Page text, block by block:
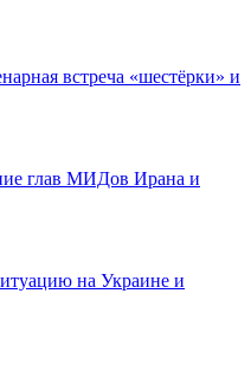
встреча «шестёрки» и
глав МИДов Ирана и
на Украине и